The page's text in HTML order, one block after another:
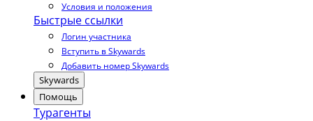
Условия и положения
Быстрые ссылки
Логин участника
Вступить в Skywards
Добавить номер Skywards
Skywards
Помощь
Турагенты